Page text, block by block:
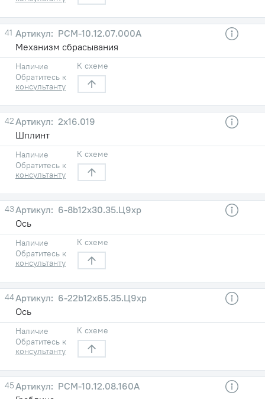
41
РСМ-10.12.07.000А
Механизм сбрасывания
Наличие
Обратитесь к
консультанту
К схеме
42
2x16.019
Шплинт
Наличие
Обратитесь к
консультанту
К схеме
43
6-8b12х30.35.Ц9хр
Ось
Наличие
Обратитесь к
консультанту
К схеме
44
6-22b12х65.35.Ц9хр
Ось
Наличие
Обратитесь к
консультанту
К схеме
45
РСМ-10.12.08.160А